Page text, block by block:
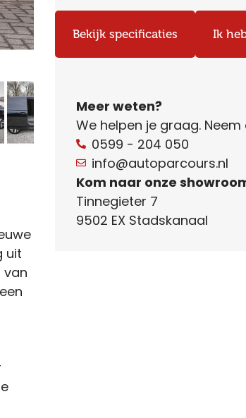
uit
van
Bekijk specificaties Ik
Meer weten?
We helpen je graag.
0599 - 204 050
info@autoparcours.nl
Kom naar onze
Tinnegieter 7
9502 EX Stadskanaal